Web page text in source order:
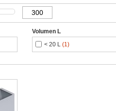
Volumen L
< 20 L (1)